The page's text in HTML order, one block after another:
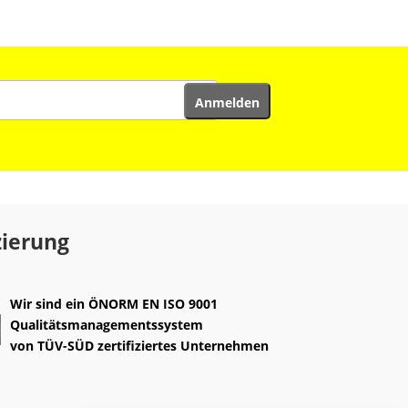
Wir sind einÖNORM EN ISO 9001
Qualitätsmanagementssystem
vonTÜV-SÜD zertifiziertes Unternehmen